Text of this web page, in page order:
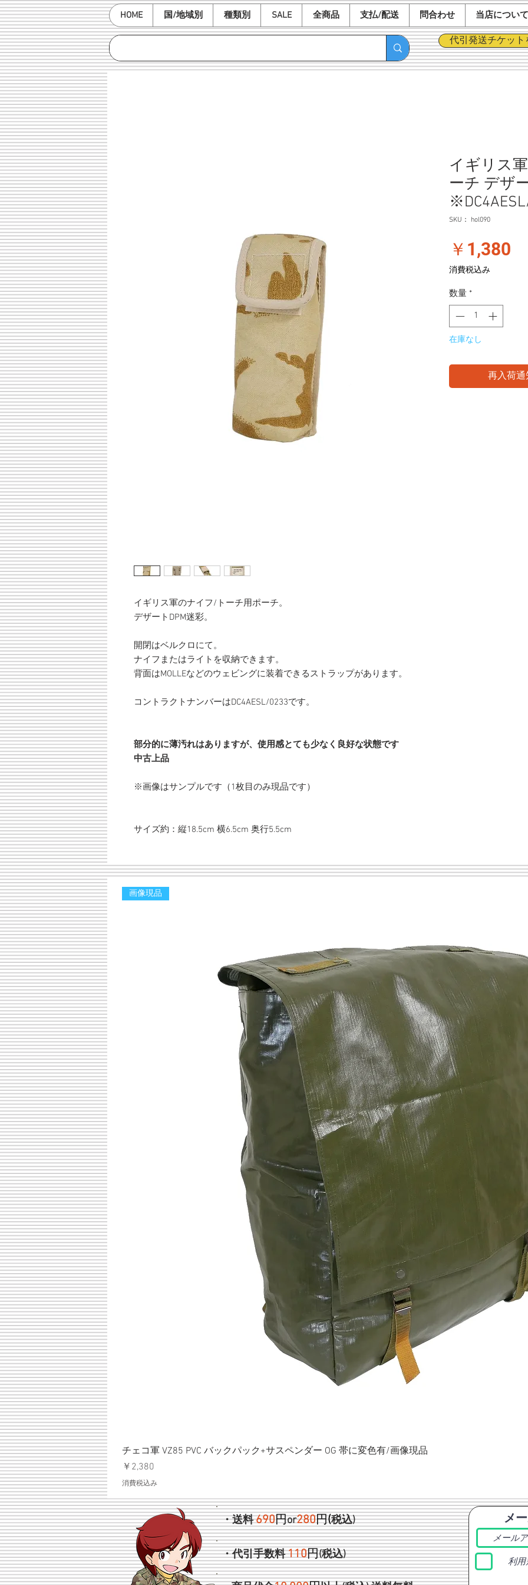
HOME 国/地域別 種類別 SALE 全商品 支払/配送 問合わせ 当店について
代引発送チケッ
イギリス軍のナイフ/トーチ用ポーチ。
デザートDPM迷彩。
開閉はベルクロにて。
ナイフまたはライトを収納できます。
背面はMOLLEなどのウェビングに装着できるストラップがあります。
コントラクトナンバーはDC4AESL/0233です。
部分的に薄汚れはありますが、使用感とても少なく良好な状態です
中古上品
※画像はサンプルです（1枚目のみ現品です）
サイズ約：縦18.5cm 横6.5cm 奥行5.5cm
イギリス
ーチ デザ
SKU： hol090
￥1,380
消費税込み
数量 *
在庫なし
再入荷
画像現品
チェコ軍 VZ85 PVC バックパック+サスペンダー OG 帯に変色有/画像現品
価格
￥2,380
消費税込み
・送料690円or280円(税込)
・代引手数料110円(税込)
メ
利用